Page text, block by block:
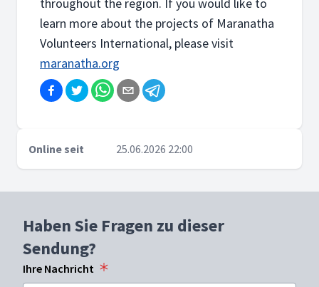
learn more about the projects of Maranatha
Volunteers International, please visit
maranatha.org
Online seit 25.06.2026 22:00
Haben Sie Fragen zu dieser
Sendung?
Ihre Nachricht